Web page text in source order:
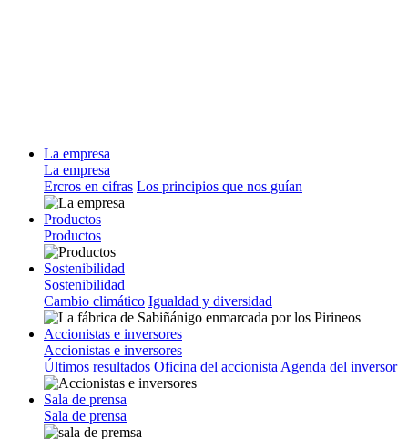
La empresa
La empresa
Ercros en cifras Los principios que nos guían
Productos
Productos
Sostenibilidad
Sostenibilidad
Cambio climático Igualdad y diversidad
Accionistas e inversores
Accionistas e inversores
Últimos resultados Oficina del accionista Agenda del inversor
Sala de prensa
Sala de prensa